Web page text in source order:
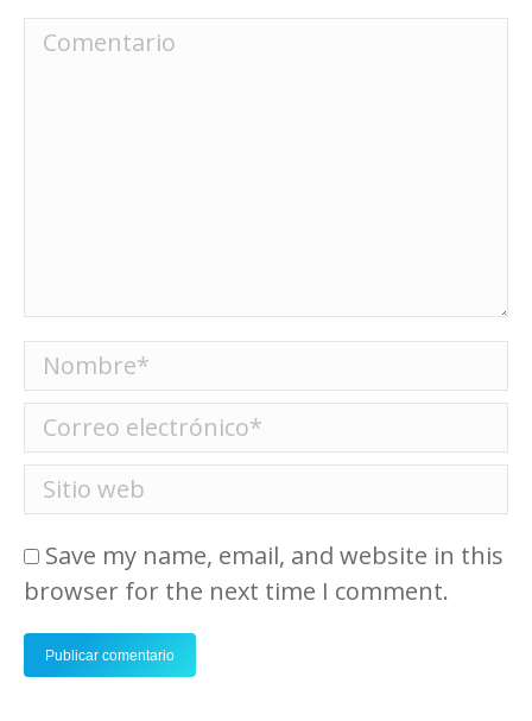
Comentario
Nombre *
Correo electrónico *
Sitio web
Save my name, email, and website in this
browser for the next time I comment.
Publicar comentario